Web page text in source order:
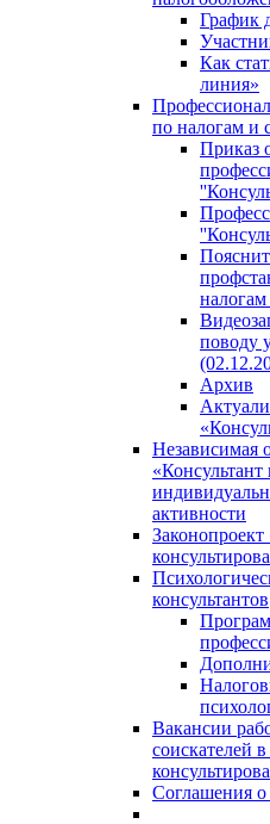
График
Как
линия»
по налогам и
Приказ
поводу
Архив
Независимая
активности
консультантов
Вакансии
соискателей
Соглашения о